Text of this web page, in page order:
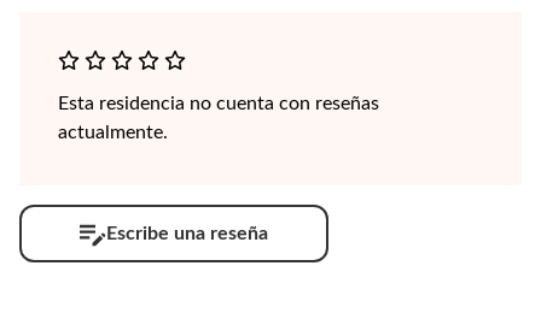
Esta residencia no cuenta con reseñas
actualmente.
Escribe una reseña